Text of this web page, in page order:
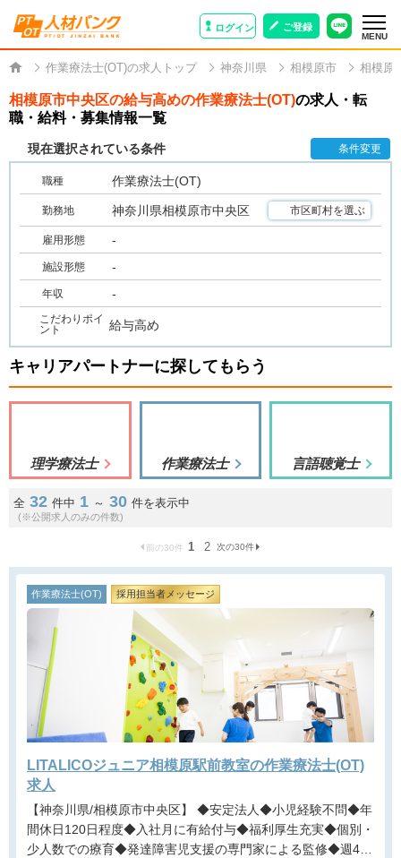
ログイン ご登録
MENU
作業療法士(OT)の求人トップ 神奈川県 相模原市 相模原
相模原市中央区の給与高めの作業療法士(OT)の求人・転
職・給料・募集情報一覧
現在選択されている条件 条件変更
職種 作業療法士(OT)
勤務地 神奈川県相模原市中央区 市区町村を選ぶ
雇用形態 -
施設形態 -
年収 -
こだわりポイ
ント
給与高め
キャリアパートナーに探してもらう
理学療法士 作業療法士 言語聴覚士
全 32 件中 1 ～ 30 件を表示中
(※公開求人のみの件数)
前の30件 1 2 次の30件
作業療法士(OT) 採用担当者メッセージ
LITALICOジュニア相模原駅前教室の作業療法士(OT)
求人
【神奈川県/相模原市中央区】 ◆安定法人◆小児経験不問◆年
間休日120日程度◆入社月に有給付与◆福利厚生充実◆個別・
少人数での療育◆発達障害児支援の専門家による監修◆週4日